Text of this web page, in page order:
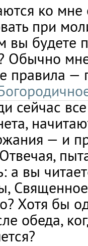
ко мне
при
будете
Обычно
правила —
сейчас
— и
а вы
Хотя бы
обеда,